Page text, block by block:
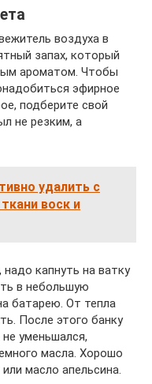
воздуха в
запах, который
ароматом. Чтобы
эфирное
подберите свой
не резким, а
удалить с
воск и
капнуть на ватку
в небольшую
батарею. От тепла
После этого банку
уменьшался,
масла. Хорошо
масло апельсина.